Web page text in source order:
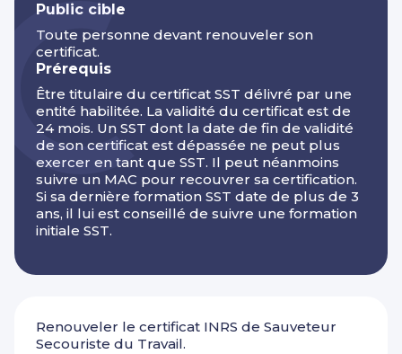
Public cible
Toute personne devant renouveler son
certificat.
Prérequis
Être titulaire du certificat SST délivré par une
entité habilitée. La validité du certificat est de
24 mois. Un SST dont la date de fin de validité
de son certificat est dépassée ne peut plus
exercer en tant que SST. Il peut néanmoins
suivre un MAC pour recouvrer sa certification.
Si sa dernière formation SST date de plus de 3
ans, il lui est conseillé de suivre une formation
initiale SST.
Renouveler le certificat INRS de Sauveteur
Secouriste du Travail.